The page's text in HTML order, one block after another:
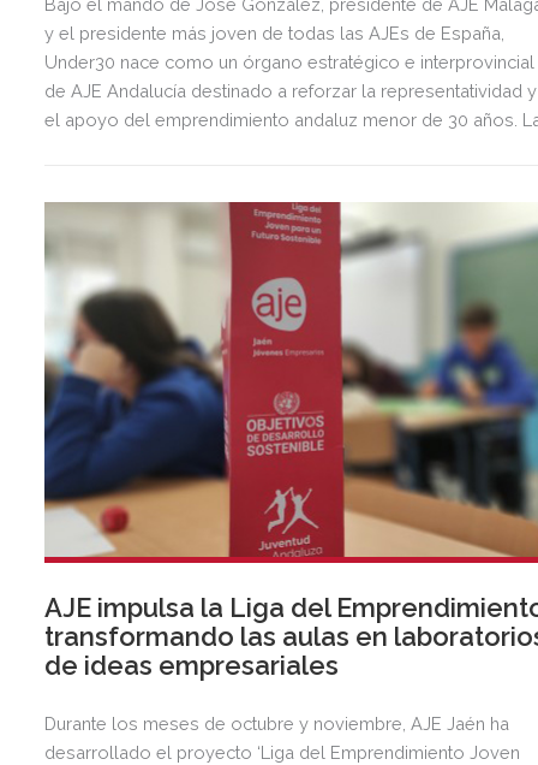
y el presidente más joven de todas las AJEs de España,
Under30 nace como un órgano estratégico e interprovincial
de AJE Andalucía destinado a reforzar la representatividad y
el apoyo del emprendimiento andaluz menor de 30 años.
delegado territorial de Economía, Hacienda y Fondos
Europeos y de Industria, Energía y Minas y del presidente
la Diputación Provincial.
AJE impulsa la Liga del
transformando las aulas en
de ideas empresariales
Durante los meses de octubre y noviembre, AJE Jaén ha
desarrollado el proyecto ‘Liga del Emprendimiento Joven